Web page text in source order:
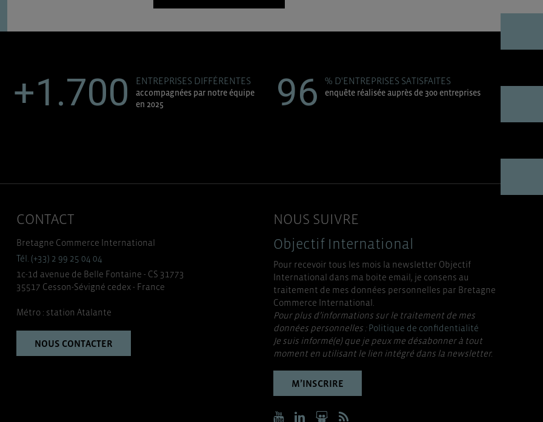
+1.700 ENTREPRISES DIFFÉRENTES
accompagnées par notre équipe
en 2025
96 % D'ENTREPRISES SATISFAITES
enquête réalisée auprès de 300 entreprises
CONTACT
Bretagne Commerce International
Tél. (+33) 2 99 25 04 04
1c-1d avenue de Belle Fontaine - CS 31773
35517 Cesson-Sévigné cedex - France
Métro : station Atalante
NOUS CONTACTER
NOUS SUIVRE
Objectif International
Pour recevoir tous les mois la newsletter Objectif
International dans ma boite email, je consens au
traitement de mes données personnelles par Bretagne
Commerce International.
Pour plus d’informations sur le traitement de mes
données personnelles :Politique de confidentialité
Je suis informé(e) que je peux me désabonner à tout
moment en utilisant le lien intégré dans la newsletter.
M’INSCRIRE